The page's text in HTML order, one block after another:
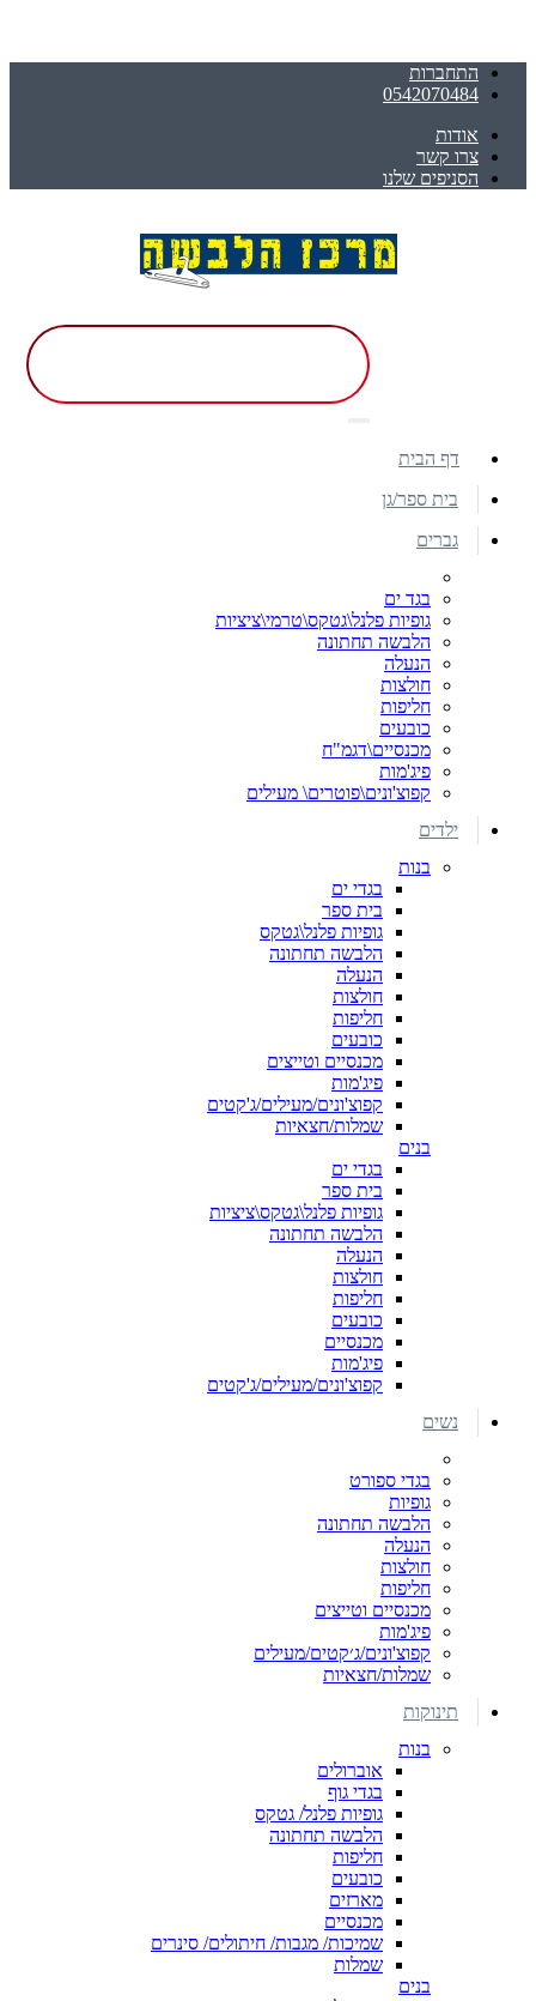
התחברות
0542070484
אודות
צרו קשר
הסניפים שלנו
דף הבית
בית ספר/גן
גברים
בגד ים
גופיות פלנל\גטקס\טרמי\ציציות
הלבשה תחתונה
הנעלה
חולצות
חליפות
כובעים
מכנסיים\דגמ"ח
פיג'מות
קפוצ'ונים\פוטרים\ מעילים
ילדים
בנות
בגדי ים
בית ספר
גופיות פלנל\גטקס
הלבשה תחתונה
הנעלה
חולצות
חליפות
כובעים
מכנסיים וטייצים
פיג'מות
קפוצ'ונים/מעילים/ג'קטים
שמלות/חצאיות
בנים
בגדי ים
בית ספר
גופיות פלנל\גטקס\ציציות
הלבשה תחתונה
הנעלה
חולצות
חליפות
כובעים
מכנסיים
פיג'מות
קפוצ'ונים/מעילים/ג'קטים
נשים
בגדי ספורט
גופיות
הלבשה תחתונה
הנעלה
חולצות
חליפות
מכנסיים וטייצים
פיג'מות
קפוצ'ונים/ג׳קטים/מעילים
שמלות/חצאיות
תינוקות
בנות
אוברולים
בגדי גוף
גופיות פלנל/ גטקס
הלבשה תחתונה
חליפות
כובעים
מארזים
מכנסיים
שמיכות/ מגבות/ חיתולים/ סינרים
שמלות
בנים